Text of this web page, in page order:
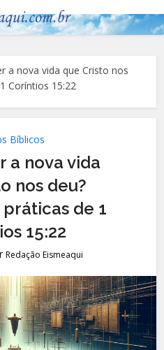
a nova vida que Cristo nos
Coríntios 15:22
Bíblicos
a nova vida
nos deu?
de 1
15:22
Redação Eismeaqui